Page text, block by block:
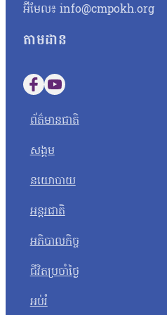
អ៊ីមែល៖ info@cmpokh.org
តាមដាន
Follow us on Facebook
Follow us on YouTube
ព័ត៌មានជាតិ
សង្គម
នយោបាយ
អន្តរជាតិ
អភិបាលកិច្ច
ជីវិតប្រចាំថ្ងៃ
អប់រំ